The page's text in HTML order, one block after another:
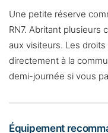
Une petite réserve
RN7. Abritant plusieurs
aux visiteurs. Les
directement à la
demi-journée si vous
Équipement